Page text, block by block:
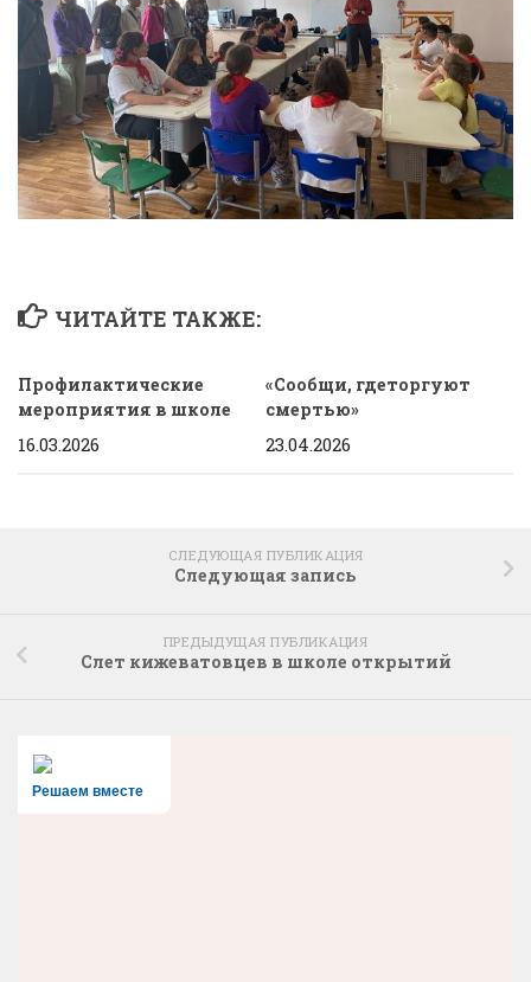
ЧИТАЙТЕ ТАКЖЕ:
Профилактические
мероприятия в школе
16.03.2026
«Сообщи, гдеторгуют
смертью»
23.04.2026
СЛЕДУЮЩАЯ ПУБЛИКАЦИЯ
Следующая запись
ПРЕДЫДУЩАЯ ПУБЛИКАЦИЯ
Слет кижеватовцев в школе открытий
Решаем вместе